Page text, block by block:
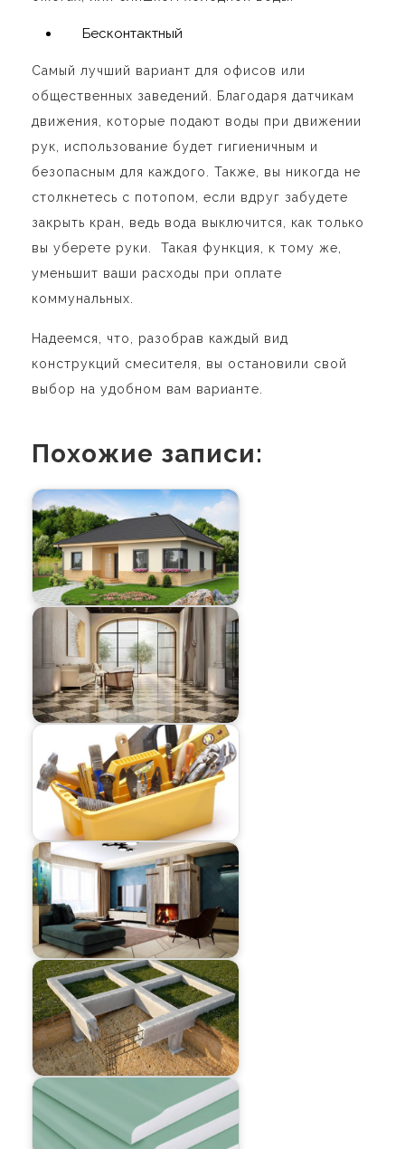
Бесконтактный
Самый лучший вариант для офисов или
общественных заведений. Благодаря датчикам
движения, которые подают воды при движении
рук, использование будет гигиеничным и
безопасным для каждого. Также, вы никогда не
столкнетесь с потопом, если вдруг забудете
закрыть кран, ведь вода выключится, как только
вы уберете руки. Такая функция, к тому же,
уменьшит ваши расходы при оплате
коммунальных.
Надеемся, что, разобрав каждый вид
конструкций смесителя, вы остановили свой
выбор на удобном вам варианте.
Похожие записи: